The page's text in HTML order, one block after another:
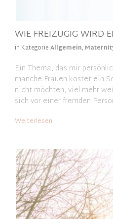
WIE FREIZÜGIG WIRD
in KategorieAllgemein,
Ein Thema, das mir
manche Frauen kostet ein
nicht möchten, viel mehr
sich vor einer fremden
Weiterlesen